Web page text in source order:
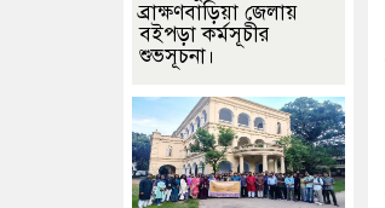
ব্রাক্ষণবাড়িয়া জেলায়
বইপড়া কর্মসূচীর
শুভসূচনা।